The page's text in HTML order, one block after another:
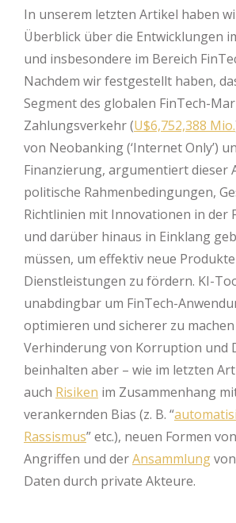
In unserem letzten Artikel haben
Überblick über die Entwicklungen
und insbesondere im Bereich
Nachdem wir festgestellt haben,
Segment des globalen FinTech-
Zahlungsverkehr (U$6,752,388 Mio.
von Neobanking (‘Internet Only’)
Finanzierung, argumentiert dieser
politische Rahmenbedingungen,
Richtlinien mit Innovationen in der
und darüber hinaus in Einklang
müssen, um effektiv neue
Dienstleistungen zu fördern. KI-
unabdingbar um FinTech-
optimieren und sicherer zu machen
Verhinderung von Korruption und
beinhalten aber – wie im letzten
auch Risiken im Zusammenhang
verankernden Bias (z. B. “
Rassismus” etc.), neuen Formen
Angriffen und derAnsammlung
Daten durch private Akteure.